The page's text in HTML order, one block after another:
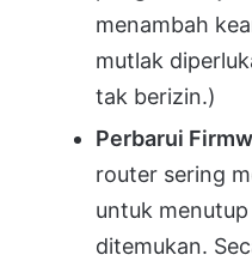
menambah
mutlak
tak berizin.)
Perbarui
router sering
untuk
ditemukan.